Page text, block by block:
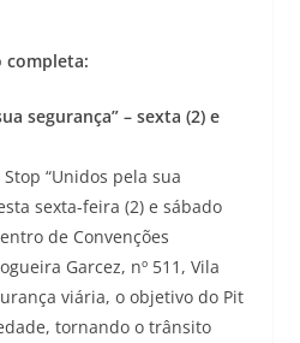
completa:
segurança” – sexta (2) e
“Unidos pela sua
sexta-feira (2) e sábado
de Convenções
Garcez, nº 511, Vila
viária, o objetivo do Pit
tornando o trânsito